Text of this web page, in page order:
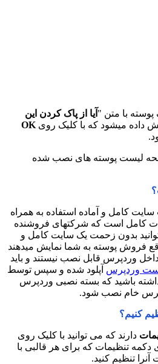
با متن " آیا از پاک کردن این
داده میشود که با کلیک روی OK
لیست پوسته های نصب شده
کامل و آماده استفاده به همراه
کامل است که شرکتهای فروشنده
بدون زحمت یک سایت کامل و
فروش پوسته به شما نمایش میدهند
وردپرس قابل نصب نیستند و باید
وردپرس آپلود شده و سپس توسط
باشید که بسته نصبی وردپرس
خام نصب شود.
کنیم؟
دارند که می توانید با کلیک روی
تنظیمات که برای هر قالبی با
تنظیم کنید.